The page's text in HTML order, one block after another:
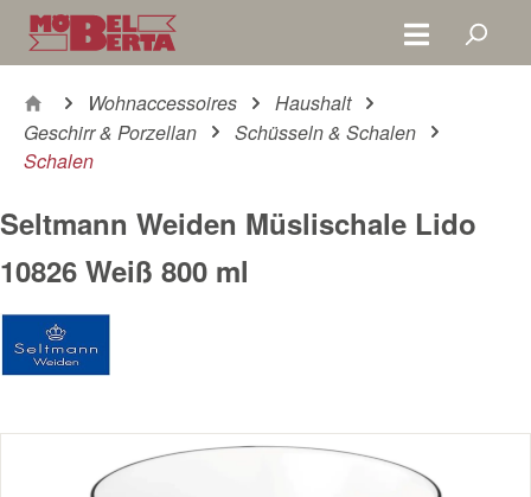
Zum Hauptinhalt springen
Wohnaccessoires
Haushalt
Geschirr & Porzellan
Schüsseln & Schalen
Schalen
Seltmann Weiden Müslischale Lido
10826 Weiß 800 ml
Bildergalerie überspringen